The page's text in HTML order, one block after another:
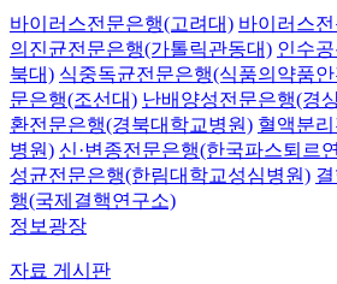
바이러스전문은행(고려대) 바이러스
의진균전문은행(가톨릭관동대) 인수
북대) 식중독균전문은행(식품의약품
문은행(조선대) 난배양성전문은행(경
환전문은행(경북대학교병원) 혈액분
병원) 신·변종전문은행(한국파스퇴르
성균전문은행(한림대학교성심병원)
행(국제결핵연구소)
정보광장
자료 게시판